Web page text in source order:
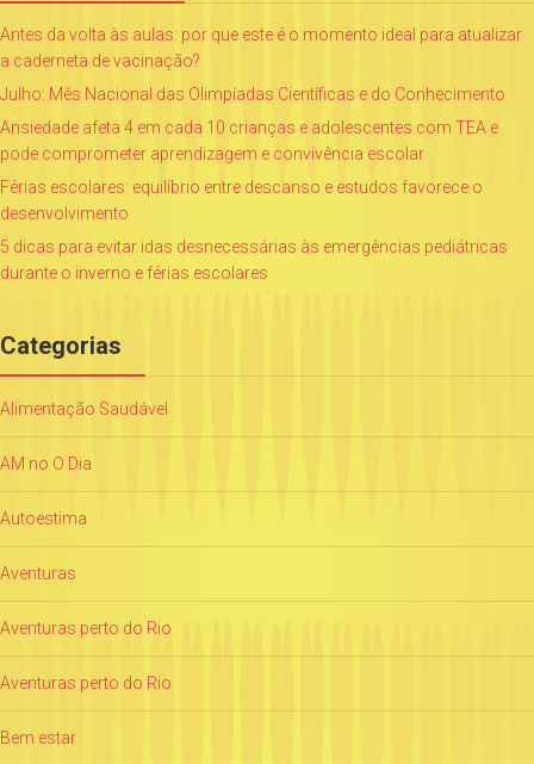
Antes da volta às aulas: por que este é o momento ideal para atualizar
a caderneta de vacinação?
Julho: Mês Nacional das Olimpíadas Científicas e do Conhecimento
Ansiedade afeta 4 em cada 10 crianças e adolescentes com TEA e
pode comprometer aprendizagem e convivência escolar
Férias escolares: equilíbrio entre descanso e estudos favorece o
desenvolvimento
5 dicas para evitar idas desnecessárias às emergências pediátricas
durante o inverno e férias escolares
Categorias
Alimentação Saudável
AM no O Dia
Autoestima
Aventuras
Aventuras perto do Rio
Aventuras perto do Rio
Bem estar